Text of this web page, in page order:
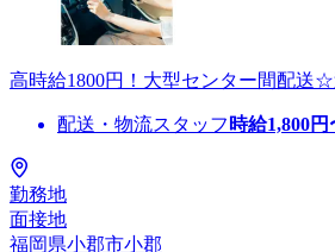
高時給1800円！大型センター間配送
配送・物流スタッフ 時給1,800円
勤務地
面接地
福岡県小郡市小郡